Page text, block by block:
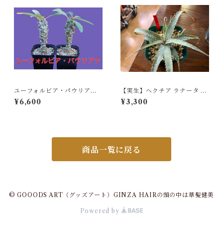
ユーフォルビア・パウリアナ
（Euphorbia pauliana）
¥6,600
【実生】ヘクチア ラナータ H
echtia lanata
¥3,300
商品一覧に戻る
© GOOODS ART（グッズアート）GINZA HAIRの頭の中は草髪健美
Powered by